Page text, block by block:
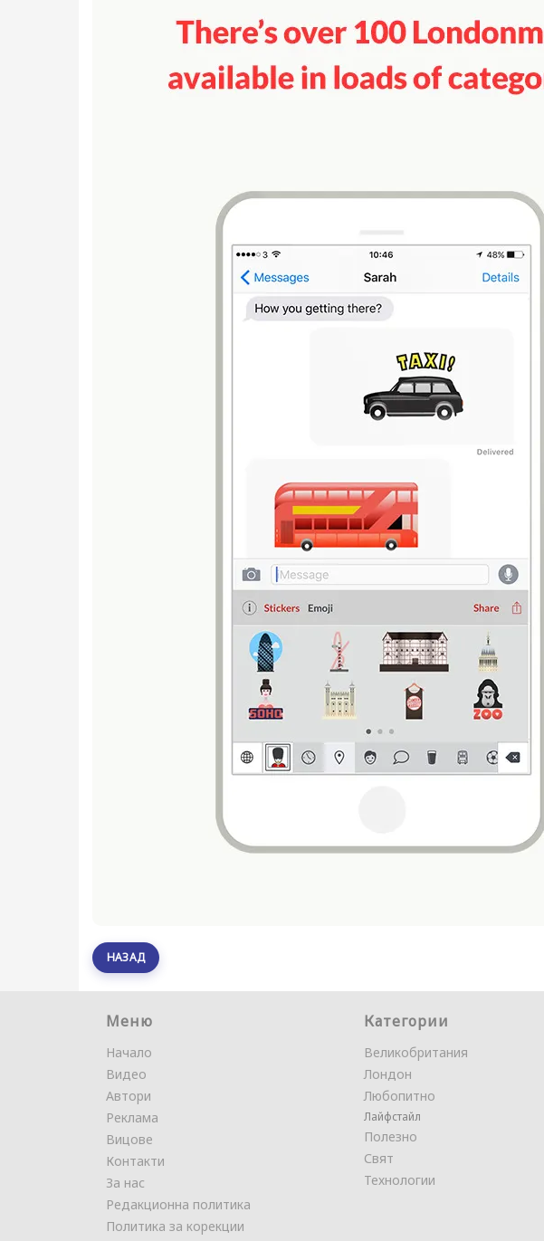
НАЗАД
Меню
Начало
Видео
Автори
Реклама
Вицове
Контакти
За нас
Редакционна политика
Политика за корекции
Категории
Великобритания
Лондон
Любопитно
Лайфстайл
Полезно
Свят
Технологии